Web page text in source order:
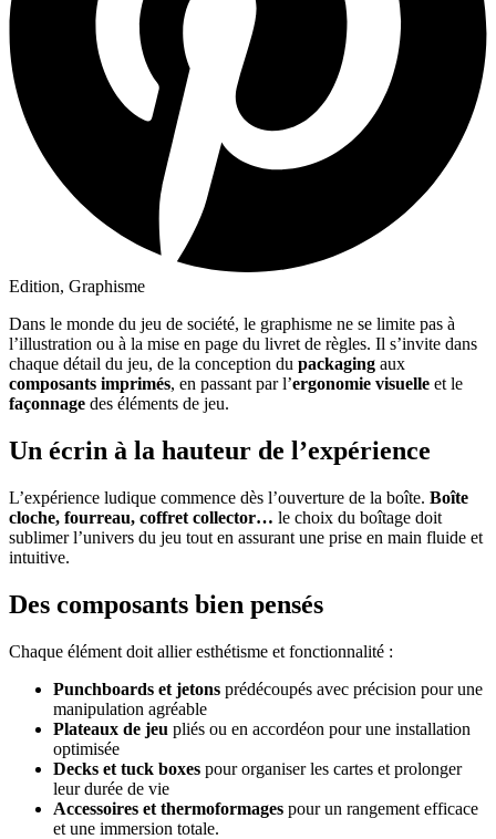
Edition, Graphisme
Dans le monde du jeu de société, le graphisme ne se limite pas à
l’illustration ou à la mise en page du livret de règles. Il s’invite dans
chaque détail du jeu, de la conception du packaging aux
composants imprimés, en passant par l’ergonomie visuelle et le
façonnage des éléments de jeu.
Un écrin à la hauteur de l’expérience
L’expérience ludique commence dès l’ouverture de la boîte. Boîte
cloche, fourreau, coffret collector… le choix du boîtage doit
sublimer l’univers du jeu tout en assurant une prise en main fluide et
intuitive.
Des composants bien pensés
Chaque élément doit allier esthétisme et fonctionnalité :
Punchboards et jetons prédécoupés avec précision pour une
manipulation agréable
Plateaux de jeu pliés ou en accordéon pour une installation
optimisée
Decks et tuck boxes pour organiser les cartes et prolonger
leur durée de vie
Accessoires et thermoformages pour un rangement efficace
et une immersion totale.